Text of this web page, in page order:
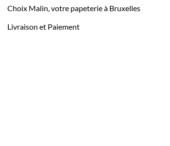
Choix Malin, votre papeterie à Bruxelles
Livraison et Paiement